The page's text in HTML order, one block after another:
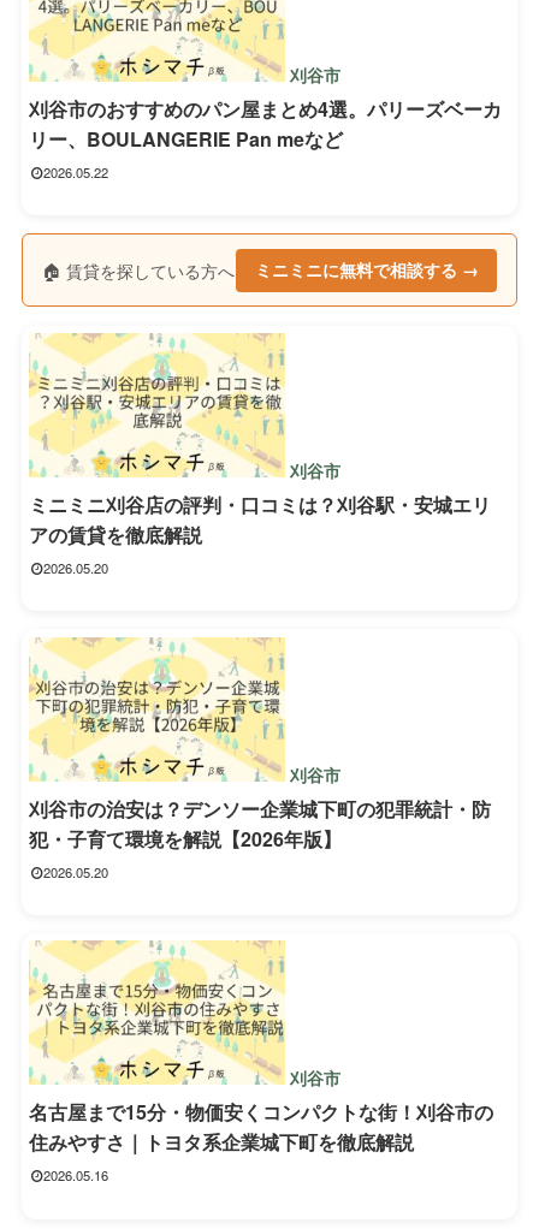
刈谷市
刈谷市のおすすめのパン屋まとめ4選。パリーズベーカ
リー、BOULANGERIE Pan meなど
2026.05.22
🏠 賃貸を探している方へ ミニミニに無料で相談する →
刈谷市
ミニミニ刈谷店の評判・口コミは？刈谷駅・安城エリ
アの賃貸を徹底解説
2026.05.20
刈谷市
刈谷市の治安は？デンソー企業城下町の犯罪統計・防
犯・子育て環境を解説【2026年版】
2026.05.20
刈谷市
名古屋まで15分・物価安くコンパクトな街！刈谷市の
住みやすさ｜トヨタ系企業城下町を徹底解説
2026.05.16